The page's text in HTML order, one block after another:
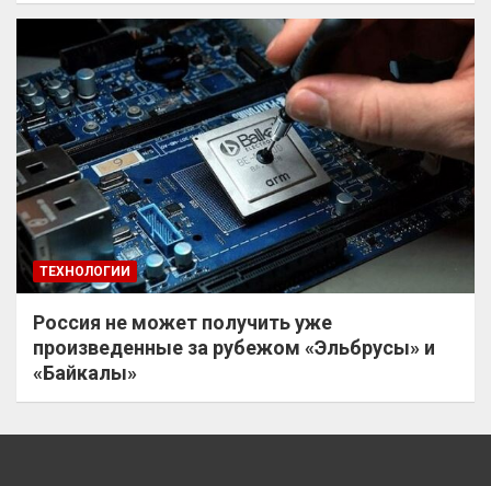
ТЕХНОЛОГИИ
Россия не может получить уже
произведенные за рубежом «Эльбрусы» и
«Байкалы»